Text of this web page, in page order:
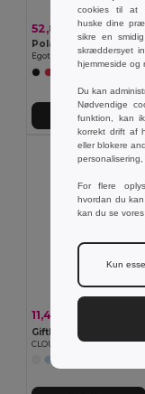
52,89 kr
Polar tæppe (180 g/m²)
Egotier 99051
Tilføj Til Kurv
11,49 kr
GiftRetail MO7983
CLOUDY Anti-stress
cookies til at
huske dine
sikre en
skræddersyet
hjemmeside og
Du kan
Nødvendige
funktion, kan
korrekt drift af
eller blokere
personalisering,
For flere
hvordan du
kan du se vores
Kun